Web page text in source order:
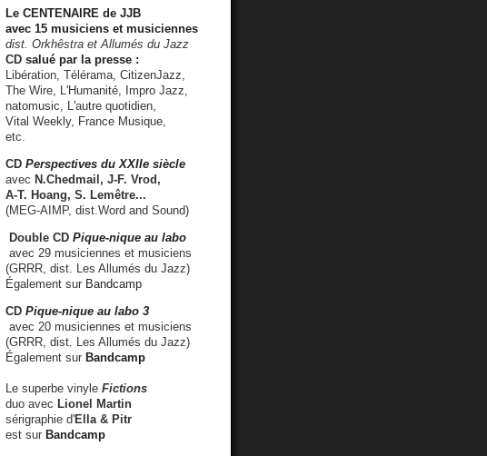
Le CENTENAIRE de JJB
avec 15 musiciens et musiciennes
dist. Orkhêstra et Allumés du Jazz
CD salué par la presse :
Libération, Télérama, CitizenJazz,
The Wire, L'Humanité, Impro Jazz,
natomusic, L'autre quotidien,
Vital Weekly, France Musique,
etc.
CD Perspectives du XXIIe siècle
avec N.Chedmail, J-F. Vrod,
A-T. Hoang, S. Lemêtre...
(MEG-AIMP, dist.Word and Sound)
Double CD Pique-nique au labo
avec 29 musiciennes et musiciens
(GRRR, dist. Les Allumés du Jazz)
Également sur Bandcamp
CD Pique-nique au labo 3
avec 20 musiciennes et musiciens
(GRRR, dist. Les Allumés du Jazz)
Également sur Bandcamp
Le superbe vinyle Fictions
duo avec Lionel Martin
sérigraphie d'Ella & Pitr
est sur Bandcamp